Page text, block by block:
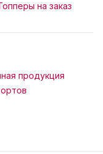
на заказ
продукция